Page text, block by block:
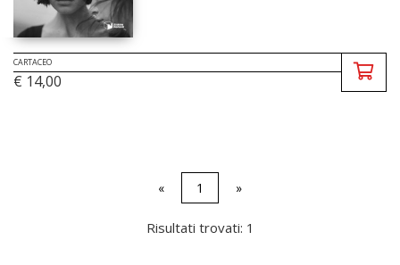
CARTACEO
€ 14,00
« 1 »
Risultati trovati: 1